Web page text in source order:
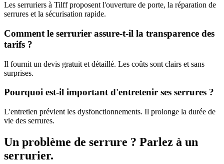
Les serruriers à Tilff proposent l'ouverture de porte, la réparation de
serrures et la sécurisation rapide.
Comment le serrurier assure-t-il la transparence des
tarifs ?
Il fournit un devis gratuit et détaillé. Les coûts sont clairs et sans
surprises.
Pourquoi est-il important d'entretenir ses serrures ?
L'entretien prévient les dysfonctionnements. Il prolonge la durée de
vie des serrures.
Un problème de serrure ? Parlez à un
serrurier.